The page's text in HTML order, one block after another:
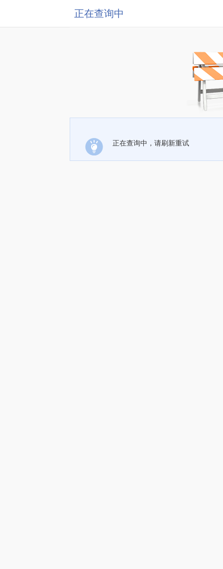
正在查询中
正在查询中，请刷新重试